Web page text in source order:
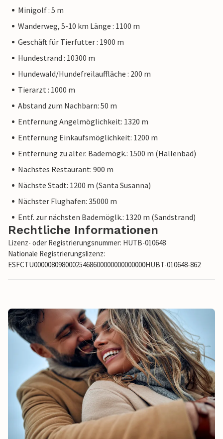
Minigolf : 5 m
Wanderweg, 5-10 km Länge : 1100 m
Geschäft für Tierfutter : 1900 m
Hundestrand : 10300 m
Hundewald/Hundefreilauffläche : 200 m
Tierarzt : 1000 m
Abstand zum Nachbarn: 50 m
Entfernung Angelmöglichkeit: 1320 m
Entfernung Einkaufsmöglichkeit: 1200 m
Entfernung zu alter. Bademögk.: 1500 m (Hallenbad)
Nächstes Restaurant: 900 m
Nächste Stadt: 1200 m (Santa Susanna)
Nächster Flughafen: 35000 m
Entf. zur nächsten Bademöglk.: 1320 m (Sandstrand)
Rechtliche Informationen
Lizenz- oder Registrierungsnummer: HUTB-010648
Nationale Registrierungslizenz:
ESFCTU00000809800025468600000000000000HUBT-010648-862